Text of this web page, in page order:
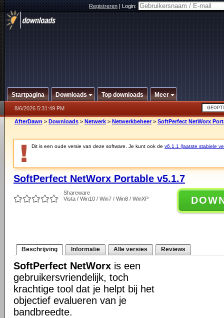
Registreren|Login:
Startpagina Downloads Top downloads Meer
8/6/2026 5:31:49 PM
AfterDawn > Downloads > Netwerk > Netwerkbeheer > SoftPerfect NetWorx
Dit is een oude versie van deze software. Je kunt ook de v6.1.1 (laatste stabiele
SoftPerfect NetWorx Portable v5.1.7
Shareware
Vista / Win10 / Win7 / Win8 / WinXP
Beschrijving Informatie Alle versies Reviews
SoftPerfect NetWorx is een
gebruikersvriendelijk, toch
krachtige tool dat je helpt bij het
objectief evalueren van je
bandbreedte.